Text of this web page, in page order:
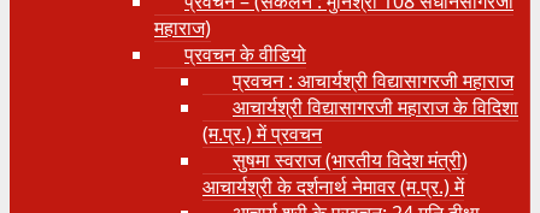
महाराज)
प्रवचन के वीडियो
प्रवचन : आचार्यश्री ‍विद्यासागरजी महाराज
आचार्यश्री विद्यासागरजी महाराज के विदिशा
(म.प्र.) में प्रवचन
सुषमा स्वराज (भारतीय विदेश मंत्री)
आचार्यश्री के दर्शनार्थ नेमावर (म.प्र.) में